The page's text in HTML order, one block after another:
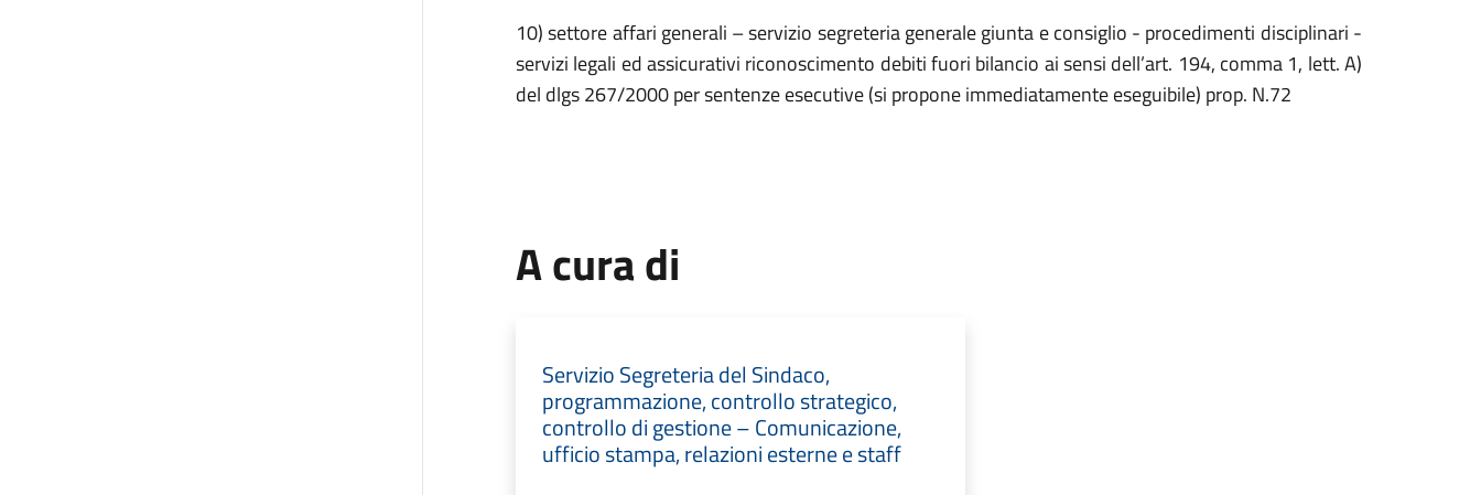
10) settore affari generali – servizio segreteria generale giunta e consiglio - procedimenti disciplinari -
servizi legali ed assicurativi riconoscimento debiti fuori bilancio ai sensi dell’art. 194, comma 1, lett. A)
del dlgs 267/2000 per sentenze esecutive (si propone immediatamente eseguibile) prop. N.72
A cura di
Servizio Segreteria del Sindaco,
programmazione, controllo strategico,
controllo di gestione – Comunicazione,
ufficio stampa, relazioni esterne e staff